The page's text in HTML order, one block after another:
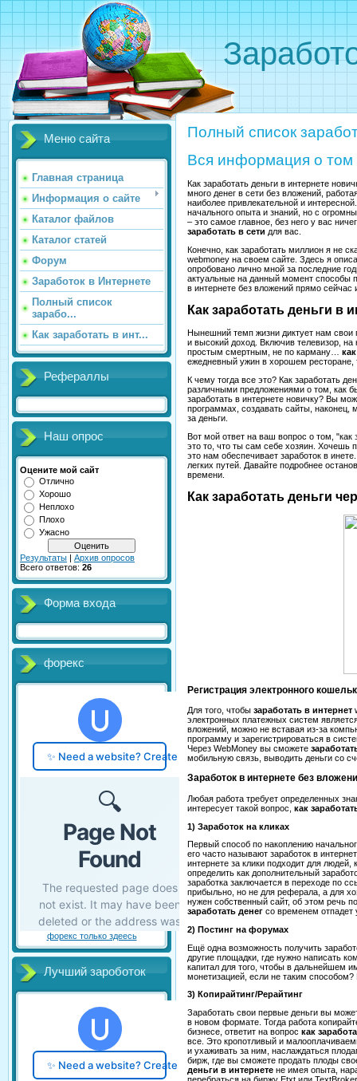
Меню сайта
Главная страница
Информация о сайте
Каталог файлов
Каталог статей
Форум
Заработок в Интернете
Полный список
зарабо...
Как заработать в инт...
Рефераллы
Наш опрос
Оцените мой сайт
Отлично
Хорошо
Неплохо
Плохо
Ужасно
Результаты | Архив опросов
Всего ответов: 26
Форма входа
форекс
форекс только здеесь
Лучший зароботок
Полный список
Вся информация о том
Как заработать деньги в интернете
много денег в сети без вложений,
наиболее привлекательной и
начального опыта и знаний, но с
– это самое главное, без него у вас
заработать в сети для вас.
Конечно, как заработать миллион я не
webmoney на своем сайте. Здесь я
опробовано лично мной за последние
актуальные на данный момент способы
в интернете без вложений прямо
Как заработать деньги в
Нынешний темп жизни диктует нам свои
и высокий доход. Включив телевизор,
простым смертным, не по карману…
ежедневный ужин в хорошем ресторане,
К чему тогда все это? Как заработать
различными предложениями о том, как
заработать в интернете новичку? Вы
программах, создавать сайты, наконец,
за деньги.
Вот мой ответ на ваш вопрос о том, "как
это то, что ты сам себе хозяин. Хочешь
это нам обеспечивает заработок в
легких путей. Давайте подробнее
времени.
Как заработать деньги
Регистрация электронного
Для того, чтобы заработать в интернет
электронных платежных систем
вложений, можно не вставая из-за
программу и зарегистрироваться в
Через WebMoney вы сможете
мобильную связь, выводить деньги со
Заработок в интернете без
Любая работа требует определенных
интересует такой вопрос, как
1) Заработок на кликах
Первый способ по накоплению
его часто называют заработок в
интернете за клики подходит для
определить как дополнительный
заработка заключается в переходе по
прибыльно, но не для реферала, а для
нужен собственный сайт, об этом речь
заработать денег со временем отпадет
2) Постинг на форумах
Ещё одна возможность получить
другие площадки, где нужно написать
капитал для того, чтобы в дальнейшем
монетизацией, если не таким
3) Копирайтинг/Рерайтинг
Заработать свои первые деньги вы
в новом формате. Тогда работа
бизнесе, ответит на вопрос как
все. Это кропотливый и
и ухаживать за ним, наслаждаться
бирж, где вы сможете продать плоды
деньги в интернете не имея опыта,